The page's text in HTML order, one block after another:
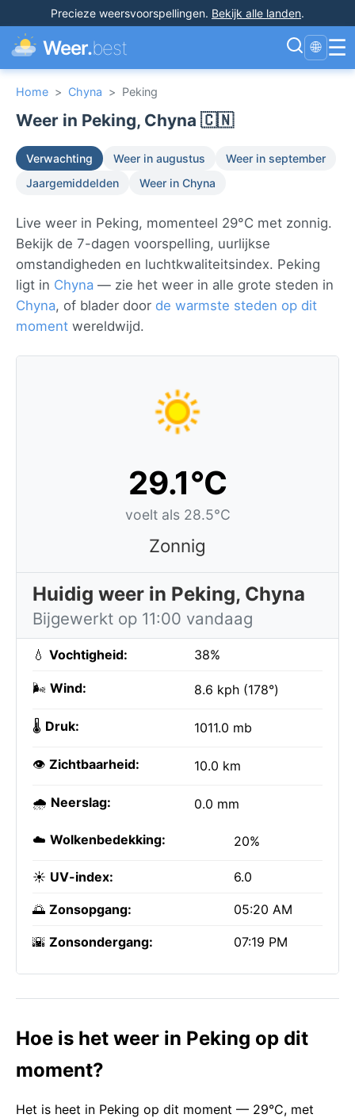
Precieze weersvoorspellingen. Bekijk alle landen.
Weer.best 🌐 ☰
Home > Chyna > Peking
Weer in Peking, Chyna 🇨🇳
Verwachting Weer in augustus
Weer in september
Jaargemiddelden
Weer in Chyna
Live weer in Peking, momenteel 29°C met zonnig.
Bekijk de 7-dagen voorspelling, uurlijkse
omstandigheden en luchtkwaliteitsindex. Peking
ligt in Chyna — zie het weer in alle grote steden in
Chyna, of blader door de warmste steden op dit
moment wereldwijd.
29.1°C
voelt als 28.5°C
Zonnig
Huidig weer in Peking, Chyna
Bijgewerkt op 11:00 vandaag
💧 Vochtigheid: 38%
🌬️ Wind: 8.6 kph (178°)
🌡️ Druk: 1011.0 mb
👁️ Zichtbaarheid: 10.0 km
🌧️ Neerslag: 0.0 mm
☁️ Wolkenbedekking: 20%
☀️ UV-index: 6.0
🌅 Zonsopgang: 05:20 AM
🌇 Zonsondergang: 07:19 PM
Hoe is het weer in Peking op dit
moment?
Het is heet in Peking op dit moment — 29°C, met